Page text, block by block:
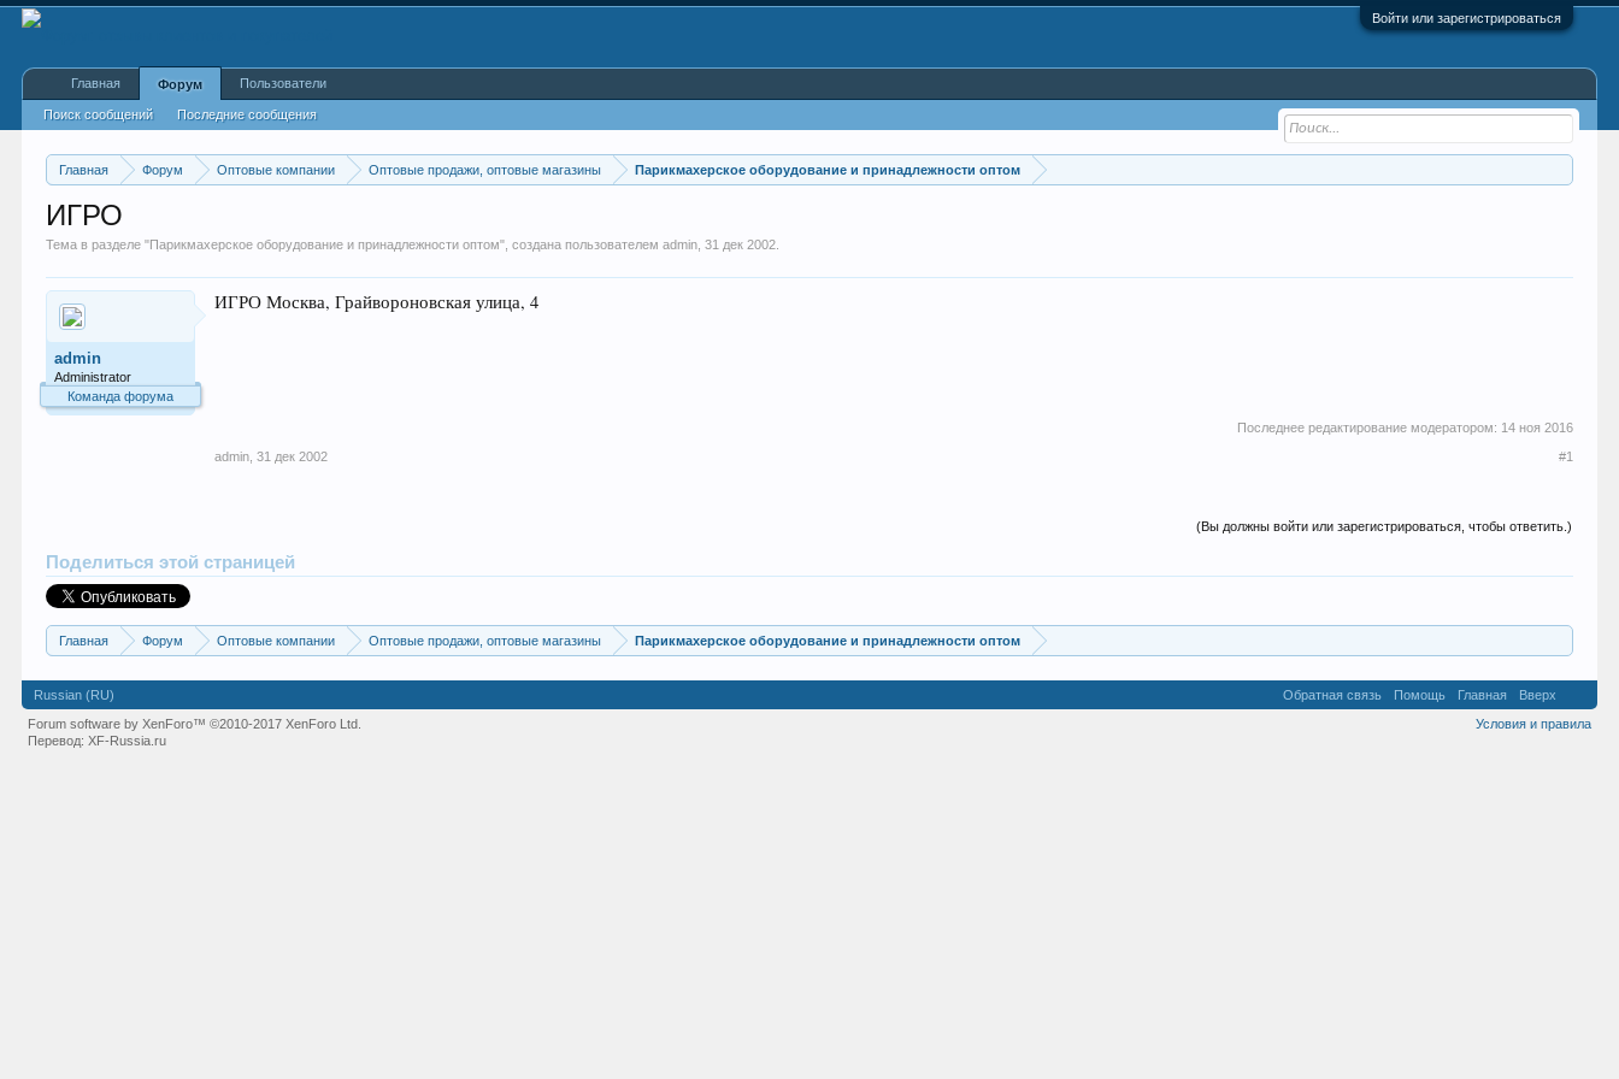
Войти или зарегистрироваться
Главная Форум Оптовые компании Оптовые продажи, оптовые магазины Парикмахерское оборудование и принадлежности оптом
ИГРО
Тема в разделе "Парикмахерское оборудование и принадлежности оптом", создана пользователемadmin ,31 дек 2002
admin
Administrator
Команда форума
ИГРО Москва, Грайвороновская улица, 4
Последнее редактирование модератором: 14 ноя 2016
admin 31 дек 2002 #1
(Вы должны войти или зарегистрироваться, чтобы ответить.)
Поделиться этой страницей
Главная Форум Оптовые компании Оптовые продажи, оптовые магазины Парикмахерское оборудование и принадлежности оптом
Главная Форум
Поиск сообщений Последние сообщения
Пользователи
Russian (RU) Обратная связь Помощь Главная
Вверх
Условия и правила
Forum software by XenForo™©2010-2017 XenForo Ltd.
Перевод:XF-Russia.ru